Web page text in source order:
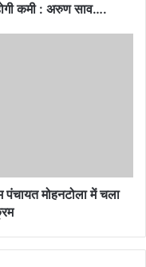
कमी : अरुण साव….
पंचायत मोहनटोला में चला